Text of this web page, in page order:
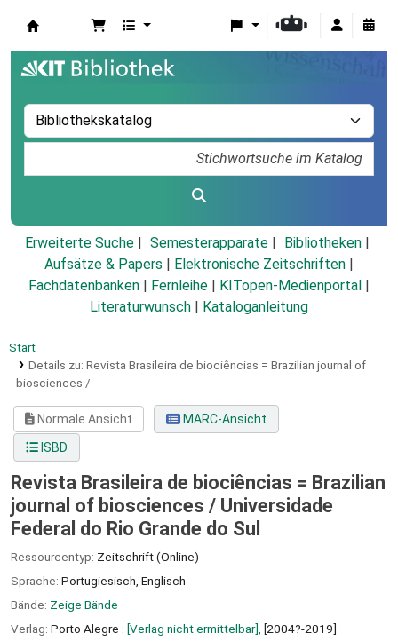
Erweiterte Suche Semesterapparate
Bibliotheken
Aufsätze & Papers
Elektronische Zeitschriften
Fachdatenbanken
Fernleihe KITopen-Medienportal
Literaturwunsch
Kataloganleitung
Start
Details zu: Revista Brasileira de biociências = Brazilian journal of
biosciences /
Normale Ansicht
MARC-Ansicht
ISBD
Revista Brasileira de biociências = Brazilian
journal of biosciences / Universidade
Federal do Rio Grande do Sul
Ressourcentyp: Zeitschrift (Online)
Sprache: Portugiesisch Englisch
Bände: Zeige Bände
Verlag: Porto Alegre : [Verlag nicht ermittelbar],
[2004?-2019]